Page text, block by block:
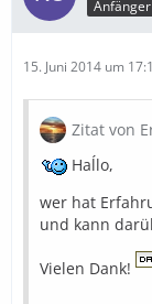
Anfänger
15. Juni 2014 um
Zitat von
Haĺlo,
wer hat
und kann
Vielen Dank!